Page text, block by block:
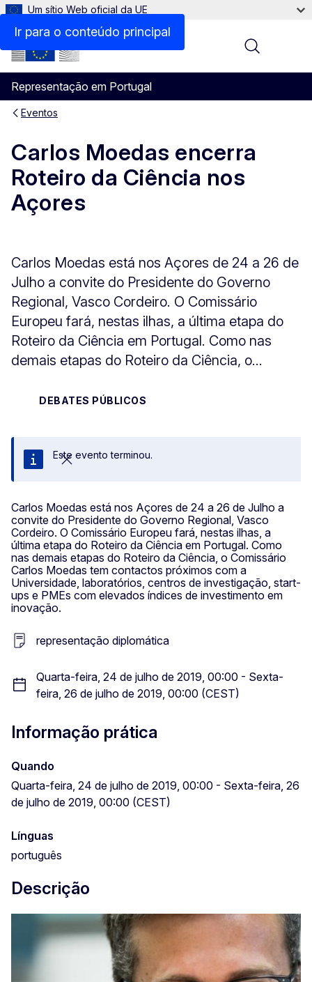
Ir para o conteúdo principal
Um sítio Web oficial da UE
Representação em Portugal
Menu
Eventos
Carlos Moedas encerra
Roteiro da Ciência nos
Açores
Carlos Moedas está nos Açores de 24 a 26 de
Julho a convite do Presidente do Governo
Regional, Vasco Cordeiro. O Comissário
Europeu fará, nestas ilhas, a última etapa do
Roteiro da Ciência em Portugal. Como nas
demais etapas do Roteiro da Ciência, o...
DEBATES PÚBLICOS
Fechar
Este evento terminou.
Carlos Moedas está nos Açores de 24 a 26 de Julho a
convite do Presidente do Governo Regional, Vasco
Cordeiro. O Comissário Europeu fará, nestas ilhas, a
última etapa do Roteiro da Ciência em Portugal. Como
nas demais etapas do Roteiro da Ciência, o Comissário
Carlos Moedas tem contactos próximos com a
Universidade, laboratórios, centros de investigação, start-
ups e PMEs com elevados índices de investimento em
inovação.
representação diplomática
Quarta-feira, 24 de julho de 2019, 00:00 - Sexta-
feira, 26 de julho de 2019, 00:00 (CEST)
Informação prática
Quando
Quarta-feira, 24 de julho de 2019, 00:00 - Sexta-feira, 26
de julho de 2019, 00:00 (CEST)
Línguas
português
Descrição